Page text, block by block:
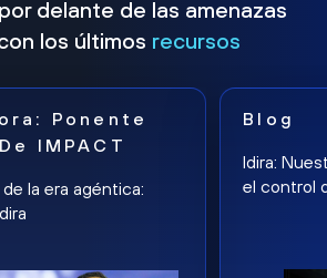
delante de las amenazas
los últimos recursos
Ponente
IMPACT
la era agéntica:
Blog
Idira:
el control